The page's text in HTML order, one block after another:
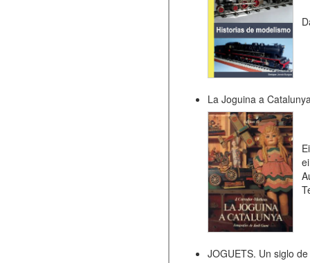
La Joguina a
JOGUETS. Un siglo